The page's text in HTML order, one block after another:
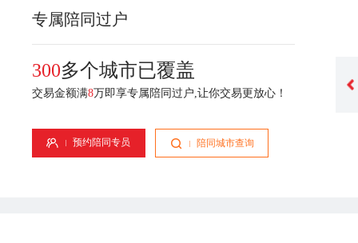
专属陪同过户
300多个城市已覆盖
交易金额满8万即享专属陪同过户,让你交易更放心！
预约陪同专员 陪同城市查询
专属顾问-2年从业经验 专属顾问-4年从业经验